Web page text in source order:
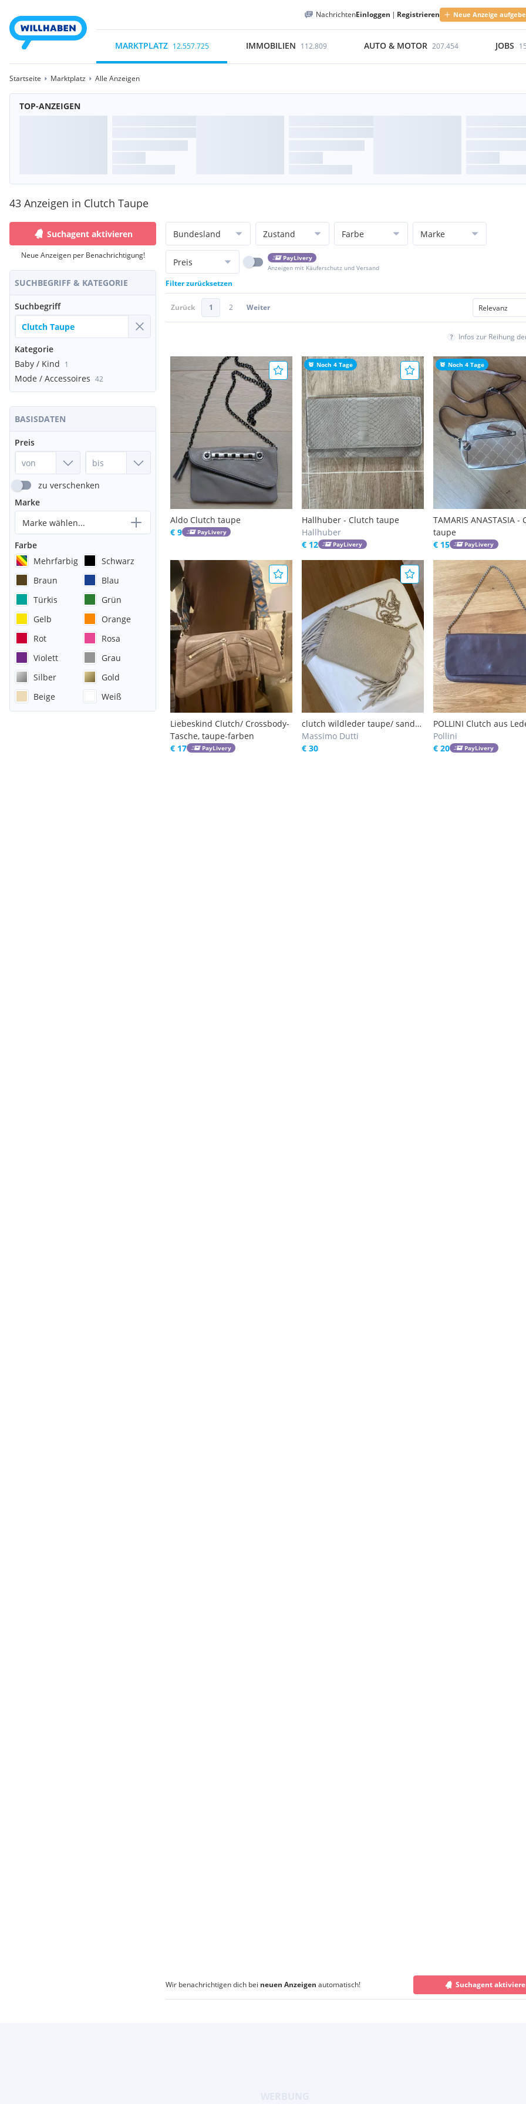
NachrichtenEinloggen | Registrieren Neue Anzeige
MARKTPLATZ 12.557.725 IMMOBILIEN 112.809 AUTO & MOTOR 207.454 JOBS
Startseite Marktplatz Alle Anzeigen
TOP-ANZEIGEN
43 Anzeigen in Clutch Taupe
Suchagent aktivieren
Neue Anzeigen per Benachrichtigung!
SUCHBEGRIFF & KATEGORIE
Suchbegriff
Kategorie
Baby / Kind 1
Mode / Accessoires 42
BASISDATEN
Preis
zu verschenken
Marke
Marke wählen...
Farbe
Mehrfarbig
Schwarz
Braun
Blau
Türkis
Grün
Gelb
Orange
Rot
Rosa
Violett
Grau
Silber
Gold
Beige
Weiß
Bundesland Zustand Farbe Marke
Preis
PayLivery
Anzeigen mit Käuferschutz und Versand
Filter zurücksetzen
Zurück 1 2 Weiter
Infos zur Reihung
Aldo Clutch taupe
€ 9
PayLivery
Noch 4 Tage
Hallhuber - Clutch taupe
Hallhuber
€ 12
PayLivery
Noch 4 Tage
TAMARIS ANASTASIA -
taupe
€ 15
PayLivery
Liebeskind Clutch/ Crossbody-
Tasche, taupe-farben
€ 17
PayLivery
clutch wildleder taupe/ sand
massimo dutti
Massimo Dutti
€ 30
POLLINI Clutch aus
taupe/ grau
Pollini
€ 20
PayLivery
Wir benachrichtigen dich bei neuen Anzeigen automatisch! Suchagent